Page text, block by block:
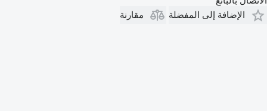
الإضافة إلى المفضلة
مقارنة